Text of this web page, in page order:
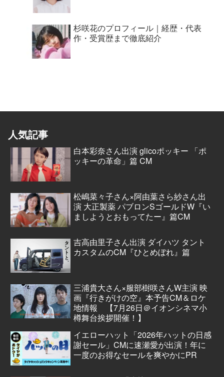
杉咲花のプロフィール｜経歴・代表
作・受賞歴まで徹底紹介
人気記事
白本彩奈さん出演 glicoポッキー 「ポ
ッキーの革命」篇 CM
松嶋菜々子さん×阿由葉さら紗さん出
演 大正製薬 パブロンSゴールドW『い
ましようとおもってたー』篇CM
吉高由里子さん出演 ダイハツ タント
カスタムのCM『ひとめぼれ』篇
三浦貴大さん×服部樹咲さんW主演 映
画『行きがけの空』本予告CM＆ロケ
地情報 【7月26日＠イオンシネマ小
樽舞台挨拶開催！】
イエローハット「2026年ハットの日感
謝セール」CMに速瀬愛が出演！年に
一度のお得なセールを爽やかにPR